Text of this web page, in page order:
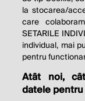
© 2026
la stocarea/
care
SETARILE
individual, mai
pentru
Atât noi,
datele